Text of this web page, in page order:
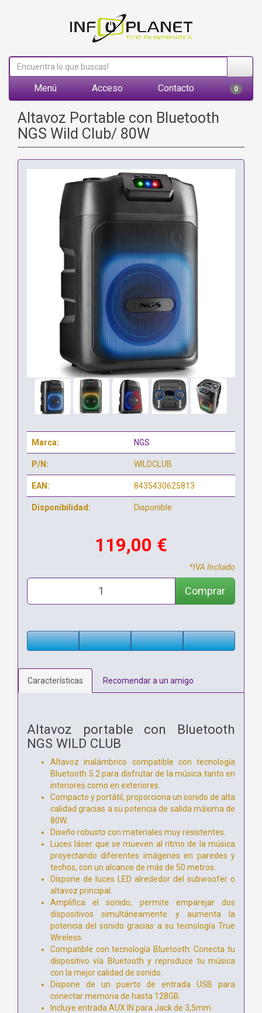
Menú Acceso Contacto 0
Altavoz Portable con Bluetooth
NGS Wild Club/ 80W
Marca: NGS
P/N: WILDCLUB
EAN: 8435430625813
Disponibilidad: Disponible
119,00 €
*IVA Incluido
Comprar
Características Recomendar a un amigo
Altavoz portable con Bluetooth
NGS WILD CLUB
Altavoz inalámbrico compatible con tecnología
Bluetooth 5.2 para disfrutar de la música tanto en
interiores como en exteriores.
Compacto y portátil, proporciona un sonido de alta
calidad gracias a su potencia de salida máxima de
80W.
Diseño robusto con materiales muy resistentes.
Luces láser que se mueven al ritmo de la música
proyectando diferentes imágenes en paredes y
techos, con un alcance de más de 50 metros.
Dispone de luces LED alrededor del subwoofer o
altavoz principal.
Amplifica el sonido, permite emparejar dos
dispositivos simultáneamente y aumenta la
potencia del sonido gracias a su tecnología True
Wireless.
Compatible con tecnología Bluetooth: Conecta tu
dispositivo vía Bluetooth y reproduce tu música
con la mejor calidad de sonido.
Dispone de un puerto de entrada USB para
conectar memoria de hasta 128GB.
Incluye entrada AUX IN para Jack de 3,5mm.